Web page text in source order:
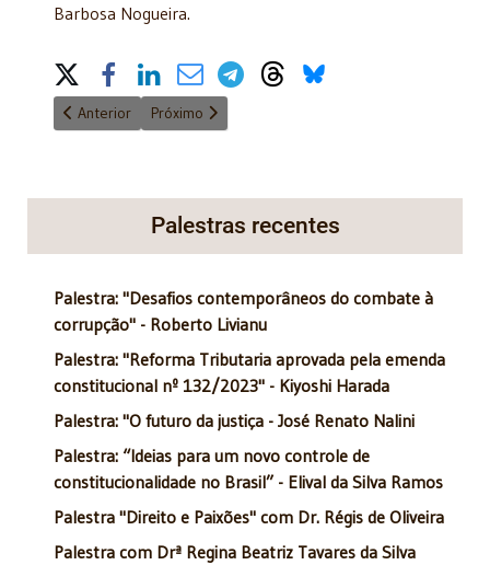
Barbosa Nogueira.
Share on Social Media
Artigo anterior: As imunidades parlamentares prerrogativa de
Anterior Próximo artigo: Varnhagen (1816-1878): O Pai da
Próximo
Palestras recentes
Palestra: "Desafios contemporâneos do combate à
corrupção" - Roberto Livianu
Palestra: "Reforma Tributaria aprovada pela emenda
constitucional nº 132/2023" - Kiyoshi Harada
Palestra: "O futuro da justiça - José Renato Nalini
Palestra: “Ideias para um novo controle de
constitucionalidade no Brasil” - Elival da Silva Ramos
Palestra "Direito e Paixões" com Dr. Régis de Oliveira
Palestra com Drª Regina Beatriz Tavares da Silva